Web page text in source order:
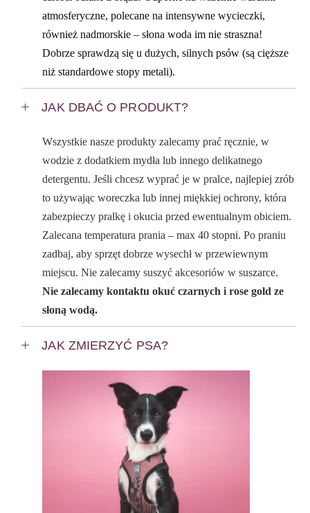
atmosferyczne, polecane na intensywne wycieczki,
również nadmorskie – słona woda im nie straszna!
Dobrze sprawdzą się u dużych, silnych psów (są cięższe
niż standardowe stopy metali).
JAK DBAĆ O PRODUKT?
Wszystkie nasze produkty zalecamy prać ręcznie, w
wodzie z dodatkiem mydła lub innego delikatnego
detergentu. Jeśli chcesz wyprać je w pralce, najlepiej zrób
to używając woreczka lub innej miękkiej ochrony, która
zabezpieczy pralkę i okucia przed ewentualnym obiciem.
Zalecana temperatura prania – max 40 stopni. Po praniu
zadbaj, aby sprzęt dobrze wysechł w przewiewnym
miejscu. Nie zalecamy suszyć akcesoriów w suszarce.
Nie zalecamy kontaktu okuć czarnych i rose gold ze
słoną wodą.
JAK ZMIERZYĆ PSA?